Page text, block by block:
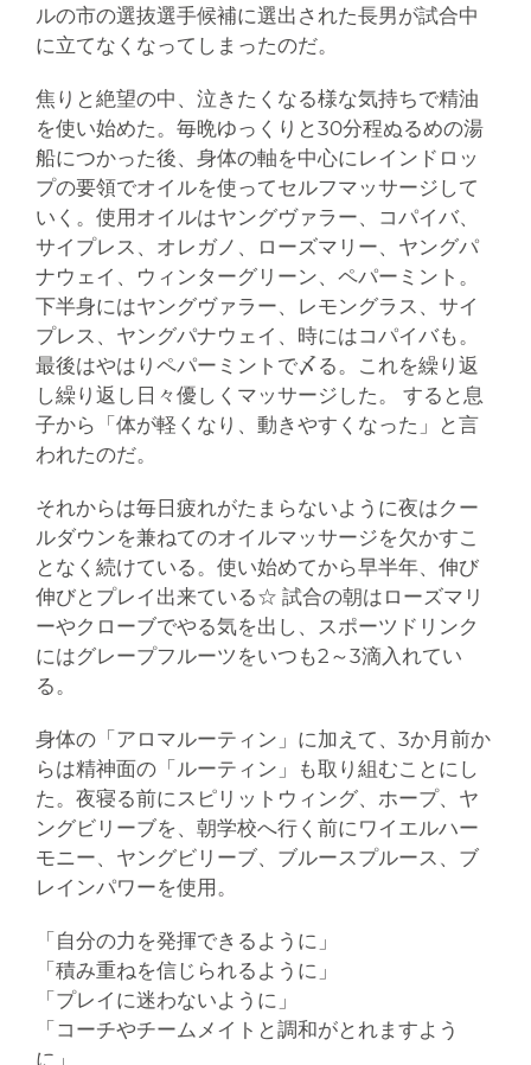
ルの市の選抜選手候補に選出された長男が試合中
に立てなくなってしまったのだ。
焦りと絶望の中、泣きたくなる様な気持ちで精油
を使い始めた。毎晩ゆっくりと30分程ぬるめの湯
船につかった後、身体の軸を中心にレインドロッ
プの要領でオイルを使ってセルフマッサージして
いく。使用オイルはヤングヴァラー、コパイバ、
サイプレス、オレガノ、ローズマリー、ヤングパ
ナウェイ、ウィンターグリーン、ペパーミント。
下半身にはヤングヴァラー、レモングラス、サイ
プレス、ヤングパナウェイ、時にはコパイバも。
最後はやはりペパーミントで〆る。これを繰り返
し繰り返し日々優しくマッサージした。 すると息
子から「体が軽くなり、動きやすくなった」と言
われたのだ。
それからは毎日疲れがたまらないように夜はクー
ルダウンを兼ねてのオイルマッサージを欠かすこ
となく続けている。使い始めてから早半年、伸び
伸びとプレイ出来ている☆ 試合の朝はローズマリ
ーやクローブでやる気を出し、スポーツドリンク
にはグレープフルーツをいつも2～3滴入れてい
る。
身体の「アロマルーティン」に加えて、3か月前か
らは精神面の「ルーティン」も取り組むことにし
た。夜寝る前にスピリットウィング、ホープ、ヤ
ングビリーブを、朝学校へ行く前にワイエルハー
モニー、ヤングビリーブ、ブルースプルース、ブ
レインパワーを使用。
「自分の力を発揮できるように」
「積み重ねを信じられるように」
「プレイに迷わないように」
「コーチやチームメイトと調和がとれますよう
に」